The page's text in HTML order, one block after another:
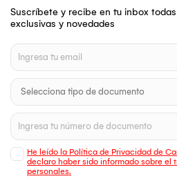
Suscríbete y recibe en tu inbox
exclusivas y novedades
He leído la Política de Privacidad de
declaro haber sido informado sobre el
personales.